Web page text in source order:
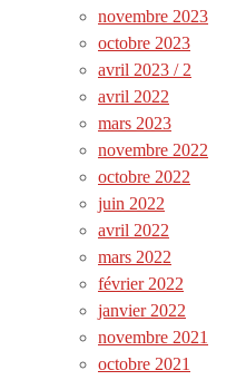
novembre 2023
octobre 2023
avril 2023 / 2
avril 2022
mars 2023
novembre 2022
octobre 2022
juin 2022
avril 2022
mars 2022
février 2022
janvier 2022
novembre 2021
octobre 2021